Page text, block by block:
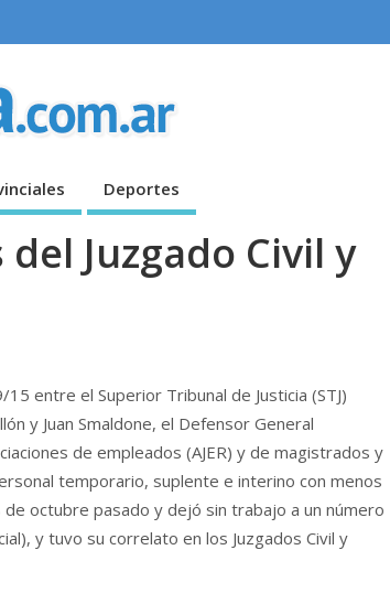
Deportes
Juzgado Civil y
entre el Superior Tribunal de Justicia (STJ)
y Juan Smaldone, el Defensor General
de empleados (AJER) y de magistrados y
temporario, suplente e interino con menos
octubre pasado y dejó sin trabajo a un número
y tuvo su correlato en los Juzgados Civil y